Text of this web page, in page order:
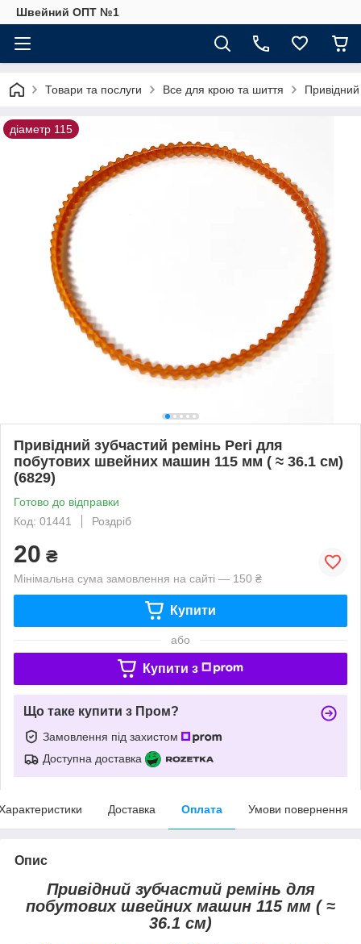
Швейний ОПТ №1
Товари та послуги Все для крою та шиття
діаметр 115
Привідний зубчастий ремінь Peri для
побутових швейних машин 115 мм ( ≈ 36.1 см)
(6829)
Готово до відправки
Код: 01441
Роздріб
20 ₴
Мінімальна сума замовлення на сайті — 150 ₴
Купити
або
Купити з
Що таке купити з Пром?
Замовлення під захистом
Доступна доставка
Доставка Оплата Умови повернення
Опис
Привідний зубчастий ремінь для
побутових швейних машин 115 мм ( ≈
36.1 см)